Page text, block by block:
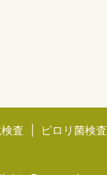
査 ピロリ菌検査